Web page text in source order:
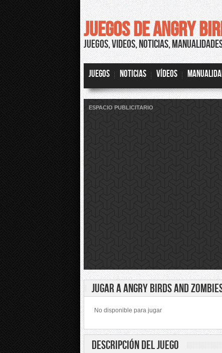
JUEGOS DE ANGRY
JUEGOS, VIDEOS, NOTICIAS,
JUEGOS NOTICIAS VÍDEOS
ESPACIO PUBLICITARIO
JUGAR A ANGRY BIRDS AND
No disponible para jugar
DESCRIPCIÓN DEL JUEGO